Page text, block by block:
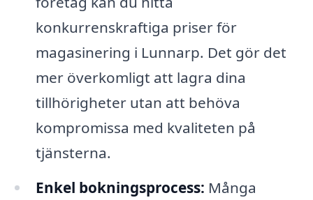
konkurrenskraftiga priser för
magasinering i Lunnarp. Det gör det
mer överkomligt att lagra dina
tillhörigheter utan att behöva
kompromissa med kvaliteten på
tjänsterna.
Enkel bokningsprocess: Många